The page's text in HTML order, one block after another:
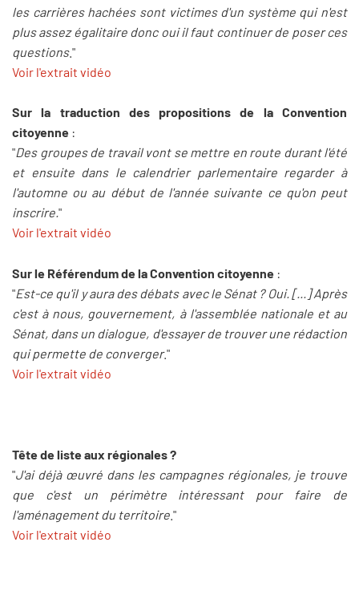
les carrières hachées sont victimes d'un système qui n'est
plus assez égalitaire donc oui il faut continuer de poser ces
questions."
Voir l'extrait vidéo
Sur la traduction des propositions de la Convention
citoyenne :
"Des groupes de travail vont se mettre en route durant l'été
et ensuite dans le calendrier parlementaire regarder à
l'automne ou au début de l'année suivante ce qu'on peut
inscrire."
Voir l'extrait vidéo
Sur le Référendum de la Convention citoyenne :
"Est-ce qu'il y aura des débats avec le Sénat ? Oui. [...] Après
c'est à nous, gouvernement, à l'assemblée nationale et au
Sénat, dans un dialogue, d'essayer de trouver une rédaction
qui permette de converger."
Voir l'extrait vidéo
Tête de liste aux régionales ?
"J'ai déjà œuvré dans les campagnes régionales, je trouve
que c'est un périmètre intéressant pour faire de
l'aménagement du territoire ."
Voir l'extrait vidéo